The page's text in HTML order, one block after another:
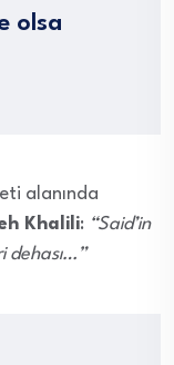
olsa
alanında
Khalili: “Said’in
dehası…”